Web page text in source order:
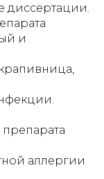
диссертации.
и
аллергии